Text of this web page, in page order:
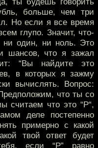
больше, чем три
Но если я все время
глупо. Значит, что-
один, ни ноль. Это
шансов, что я зажал
“Вы найдите это
в которых я зажму
вычислять. Вопрос:
что ты со
считаем что это “P“,
деле постепенно
примерно с какой
твой ответ будет
если “P” равно